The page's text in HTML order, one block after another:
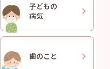
子どもの
病気
歯のこと